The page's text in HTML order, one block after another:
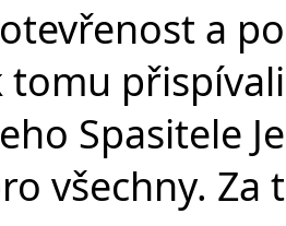
a
tomu
Spasitele
všechny. Za